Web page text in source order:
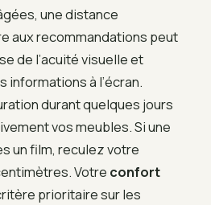
une distance
aux recommandations peut
de l’acuité visuelle et
à l’écran.
durant quelques jours
vos meubles. Si une
un film, reculez votre
Votre confort
prioritaire sur les